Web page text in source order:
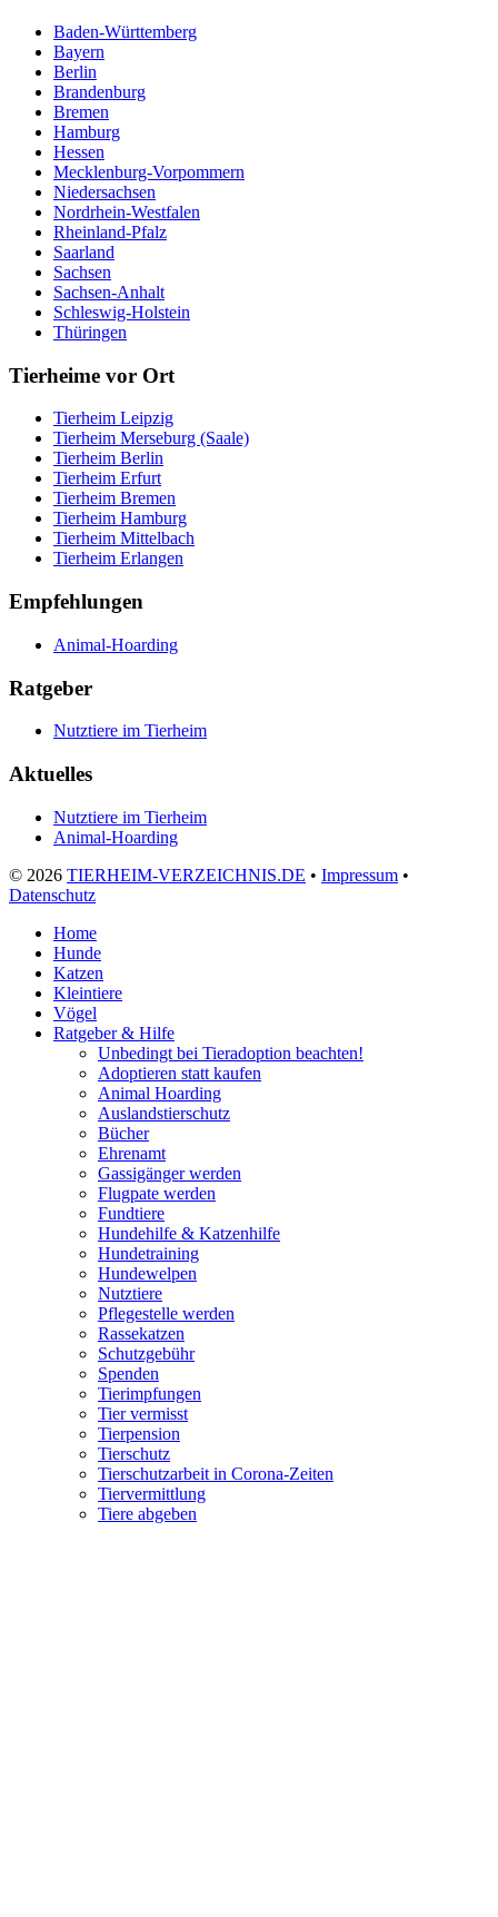
Baden-Württemberg
Bayern
Berlin
Brandenburg
Bremen
Hamburg
Hessen
Mecklenburg-Vorpommern
Niedersachsen
Nordrhein-Westfalen
Rheinland-Pfalz
Saarland
Sachsen
Sachsen-Anhalt
Schleswig-Holstein
Thüringen
Tierheime vor Ort
Tierheim Leipzig
Tierheim Merseburg (Saale)
Tierheim Berlin
Tierheim Erfurt
Tierheim Bremen
Tierheim Hamburg
Tierheim Mittelbach
Tierheim Erlangen
Empfehlungen
Animal-Hoarding
Ratgeber
Nutztiere im Tierheim
Aktuelles
Nutztiere im Tierheim
Animal-Hoarding
© 2026 TIERHEIM-VERZEICHNIS.DE • Impressum •
Datenschutz
Home
Hunde
Katzen
Kleintiere
Vögel
Ratgeber & Hilfe
Unbedingt bei Tieradoption beachten!
Adoptieren statt kaufen
Animal Hoarding
Auslandstierschutz
Bücher
Ehrenamt
Gassigänger werden
Flugpate werden
Fundtiere
Hundehilfe & Katzenhilfe
Hundetraining
Hundewelpen
Nutztiere
Pflegestelle werden
Rassekatzen
Schutzgebühr
Spenden
Tierimpfungen
Tier vermisst
Tierpension
Tierschutz
Tierschutzarbeit in Corona-Zeiten
Tiervermittlung
Tiere abgeben